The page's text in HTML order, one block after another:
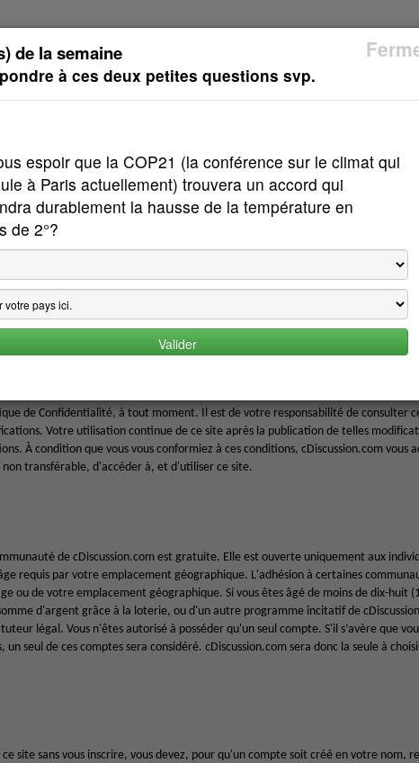
de la semaine
à ces deux petites questions svp.
espoir que la COP21 (la conférence sur le climat qui
à Paris actuellement) trouvera un accord qui
durablement la hausse de la température en
de 2°?
Valider
MENTIONS LEGALES
en tant que membre de la communauté, en utilisant les différents services de
d'utilisation et d'adhésion ("Conditions"). Si vous n'êtes pas d'accord,
à sa seule discrétion, de changer, de modifier, d'ajouter ou de supprimer des
de Confidentialité, à tout moment. Il est de votre responsabilité de consulter
Votre utilisation continue de ce site après la publication de telles
À condition que vous vous conformiez à ces conditions, cDiscussion.com vous
transférable, d'accéder à, et d'utiliser ce site.
de cDiscussion.com est gratuite. Elle est ouverte uniquement aux
requis par votre emplacement géographique. L'adhésion à certaines
ou de votre emplacement géographique. Si vous êtes âgé de moins de dix-huit
d'argent grâce à la loterie, ou d'un autre programme incitatif de
légal. Vous n'êtes autorisé à posséder qu'un seul compte. S'il s’avère que
seul de ces comptes sera considéré. cDiscussion.com sera donc la seule à
ce site sans vous inscrire, vous devez, pour qu'un compte soit créé en votre nom,